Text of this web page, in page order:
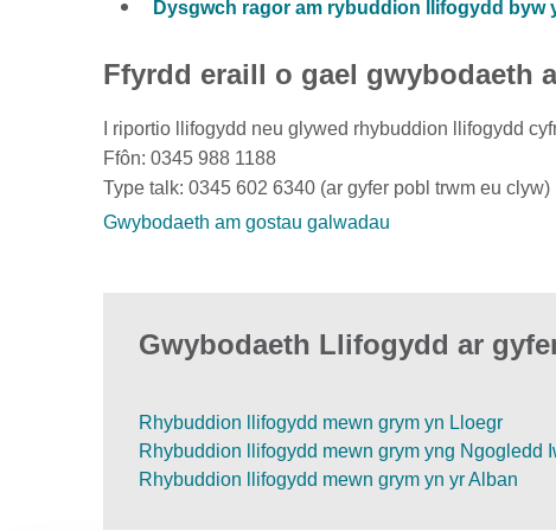
Dysgwch ragor am rybuddion llifogydd byw
Ffyrdd eraill o gael gwybodaeth
I riportio llifogydd neu glywed rhybuddion llifogydd
Ffôn: 0345 988 1188
Type talk: 0345 602 6340 (ar gyfer pobl trwm eu clyw)
Gwybodaeth am gostau galwadau
Gwybodaeth Llifogydd ar
Rhybuddion llifogydd mewn grym yn Lloegr
Rhybuddion llifogydd mewn grym yng Ngogledd
Rhybuddion llifogydd mewn grym yn yr Alban